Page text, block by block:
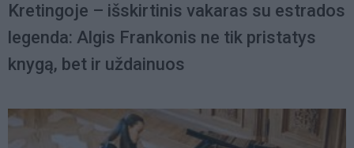
Kretingoje – išskirtinis vakaras su estrados
legenda: Algis Frankonis ne tik pristatys
knygą, bet ir uždainuos